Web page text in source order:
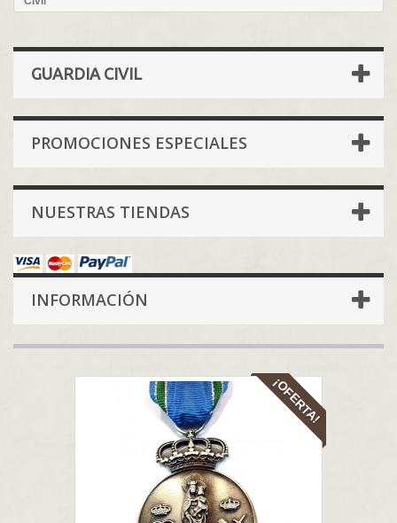
GUARDIA CIVIL
PROMOCIONES ESPECIALES
NUESTRAS TIENDAS
INFORMACIÓN
¡OFERTA!